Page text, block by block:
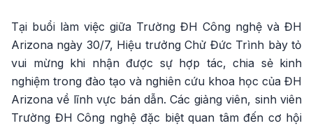
Tại buổi làm việc giữa Trường ĐH Công nghệ và ĐH
Arizona ngày 30/7, Hiệu trưởng Chử Đức Trình bày tỏ
vui mừng khi nhận được sự hợp tác, chia sẻ kinh
nghiệm trong đào tạo và nghiên cứu khoa học của ĐH
Arizona về lĩnh vực bán dẫn. Các giảng viên, sinh viên
Trường ĐH Công nghệ đặc biệt quan tâm đến cơ hội